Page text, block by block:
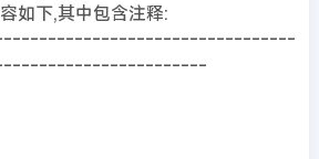
如下,其中包含注释: